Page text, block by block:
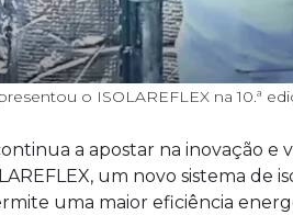
o ISOLAREFLEX na 10.ª
a apostar na inovação
um novo sistema
uma maior eficiência